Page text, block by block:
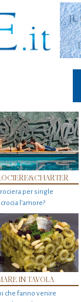
per single
l’amore?
IN TAVOLA
che fanno venire